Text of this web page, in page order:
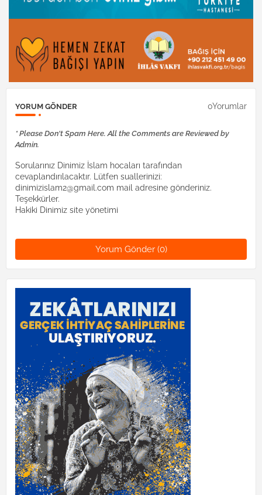
YORUM GÖNDER 0Yorumlar
* Please Don't Spam Here. All the Comments are Reviewed by
Admin.
Sorularınız Dinimiz İslam hocaları tarafından
cevaplandırılacaktır. Lütfen suallerinizi:
dinimizislam2@gmail.com mail adresine gönderiniz.
Teşekkürler.
Hakiki Dinimiz site yönetimi
Yorum Gönder (0)